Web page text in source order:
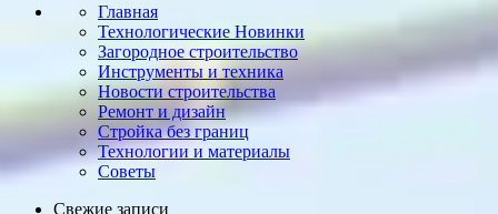
Главная
Технологические Новинки
Загородное строительство
Инструменты и техника
Новости строительства
Ремонт и дизайн
Стройка без границ
Технологии и материалы
Советы
Свежие записи